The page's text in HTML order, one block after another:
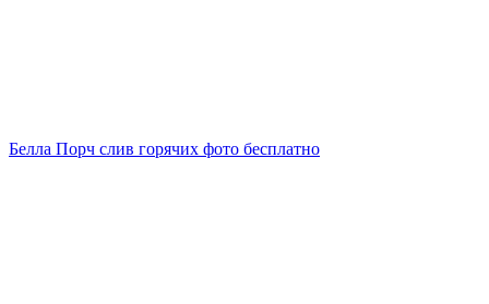
Белла Порч слив горячих фото бесплатно